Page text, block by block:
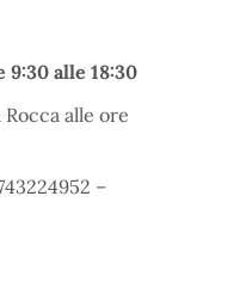
alle 18:30
alle ore
–